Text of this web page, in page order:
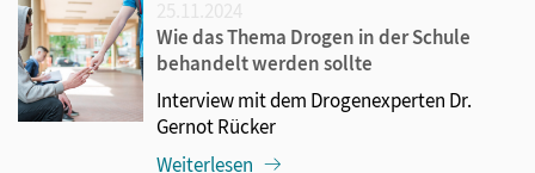
Wie das Thema Drogen in der Schule
behandelt werden sollte
Interview mit dem Drogenexperten Dr.
Gernot Rücker
Weiterlesen